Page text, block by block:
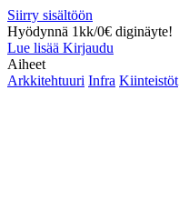
Siirry sisältöön
Hyödynnä 1kk/0€ diginäyte!
Lue lisää Kirjaudu
Aiheet
Arkkitehtuuri Infra Kiinteistöt